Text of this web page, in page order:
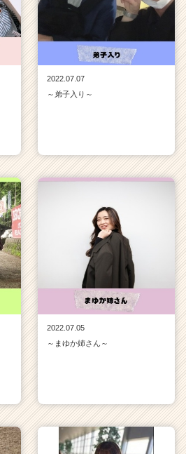
2022.07.07
～弟子入り～
2022.07.05
～まゆか姉さん～